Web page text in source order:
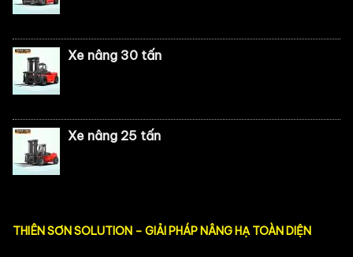
Xe nâng 30 tấn
Xe nâng 25 tấn
THIÊN SƠN SOLUTION – GIẢI PHÁP NÂNG HẠ TOÀN DIỆN